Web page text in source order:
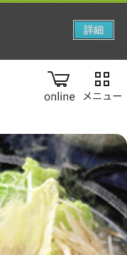
online
詳細